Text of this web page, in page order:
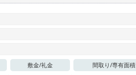
敷金/礼金 間取り/専有面積